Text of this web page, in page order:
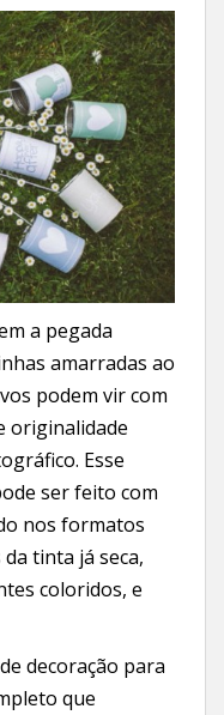
a pegada
amarradas ao
podem vir com
originalidade
Esse
ser feito com
nos formatos
tinta já seca,
coloridos, e
decoração para
que